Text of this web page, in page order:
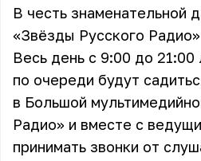
В честь знаменательной
«Звёзды Русского
Весь день с 9:00 до
по очереди будут
в Большой
Радио» и вместе с
принимать звонки от